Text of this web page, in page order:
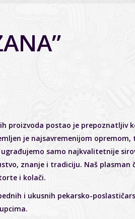
proizvoda postao je prepoznatljiv
je najsavremenijom opremom,
samo najkvalitetnije
znanje i tradiciju. Naš plasman
i kolači.
i ukusnih pekarsko-